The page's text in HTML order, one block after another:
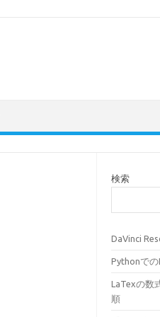
検索
DaVinci
Pythonで
LaTexの数
順